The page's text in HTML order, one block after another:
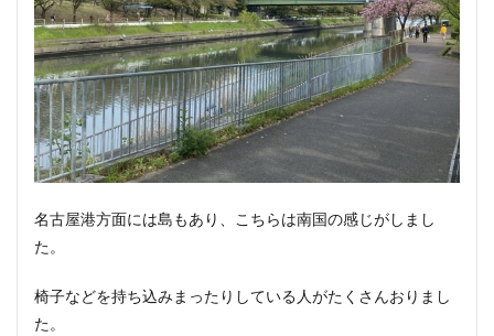
名古屋港方面には島もあり、こちらは南国の感じがしまし
た。
椅子などを持ち込みまったりしている人がたくさんおりまし
た。